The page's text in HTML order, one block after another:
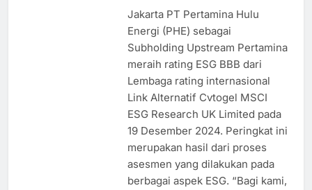
Jakarta PT Pertamina Hulu
Energi (PHE) sebagai
Subholding Upstream Pertamina
meraih rating ESG BBB dari
Lembaga rating internasional
Link Alternatif Cvtogel MSCI
ESG Research UK Limited pada
19 Desember 2024. Peringkat ini
merupakan hasil dari proses
asesmen yang dilakukan pada
berbagai aspek ESG. “Bagi kami,